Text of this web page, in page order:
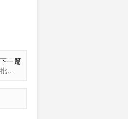
下一篇
SpaceX上市引爆马斯克身家破万亿！美国多名议员痛批税制不公：他的税率比消防员还低